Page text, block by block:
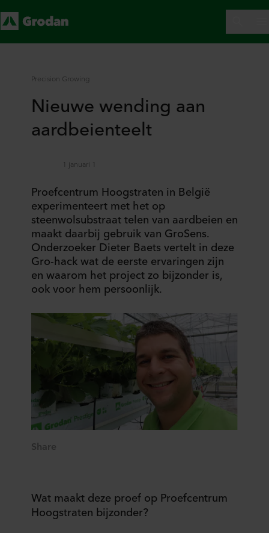
Precision Growing
Nieuwe wending aan
aardbeienteelt
1 januari 1
Proefcentrum Hoogstraten in België
experimenteert met het op
steenwolsubstraat telen van aardbeien en
maakt daarbij gebruik van GroSens.
Onderzoeker Dieter Baets vertelt in deze
Gro-hack wat de eerste ervaringen zijn
en waarom het project zo bijzonder is,
ook voor hem persoonlijk.
Share
Wat maakt deze proef op Proefcentrum
Hoogstraten bijzonder?